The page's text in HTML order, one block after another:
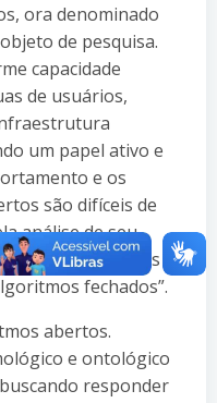
ora denominado
de pesquisa.
capacidade
de usuários,
um papel ativo e
e os
são difíceis de
análise de seu
com os algoritmos
fechados”.
abertos.
e ontológico
responder